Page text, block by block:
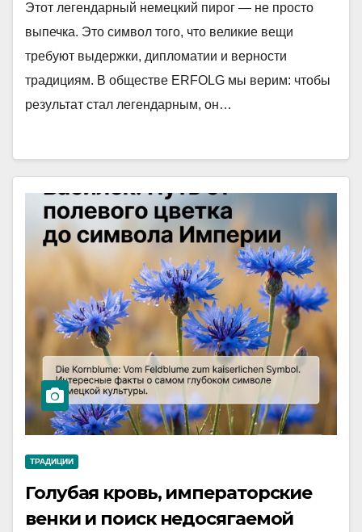
Этот легендарный немецкий пирог — не просто
выпечка. Это символ того, что великие вещи
требуют выдержки, дипломатии и верности
традициям. В обществе ERFOLG мы верим: чтобы
результат стал легендарным, он…
ТРАДИЦИИ
Голубая кровь, императорские
венки и поиск недосягаемой